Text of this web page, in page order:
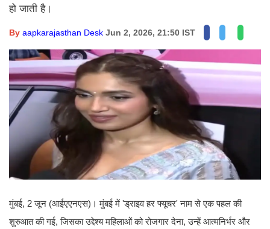
हो जाती है।
By aapkarajasthan Desk Jun 2, 2026, 21:50 IST
मुंबई, 2 जून (आईएएनएस)। मुंबई में 'ड्राइव हर फ्यूचर' नाम से एक पहल की
शुरुआत की गई, जिसका उद्देश्य महिलाओं को रोजगार देना, उन्हें आत्मनिर्भर और